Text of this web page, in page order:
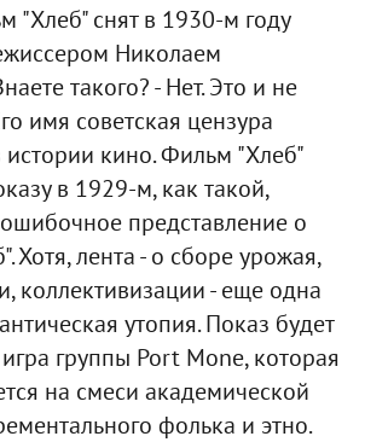
"Хлеб" снят в 1930-м году
Николаем
такого? - Нет. Это и не
имя советская цензура
истории кино. Фильм "Хлеб"
в 1929-м, как такой,
представление о
Хотя, лента - о сборе урожая,
коллективизации - еще одна
утопия. Показ будет
группы Port Mone, которая
на смеси академической
фолька и этно.